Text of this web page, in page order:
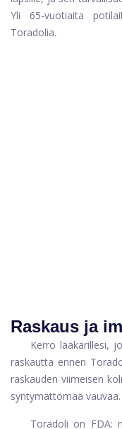
Yli 65-vuotiaita
Toradolia.
Raskaus ja
Kerro lääkärillesi,
raskautta ennen
raskauden viimeisen
syntymättömää vauvaa.
Toradoli on FDA: